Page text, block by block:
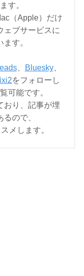
す。
（Apple）だけ
ェブサービスに
す。
、 Bluesky、
をフォローし
可能です。
おり、記事が埋
ので、
メします。